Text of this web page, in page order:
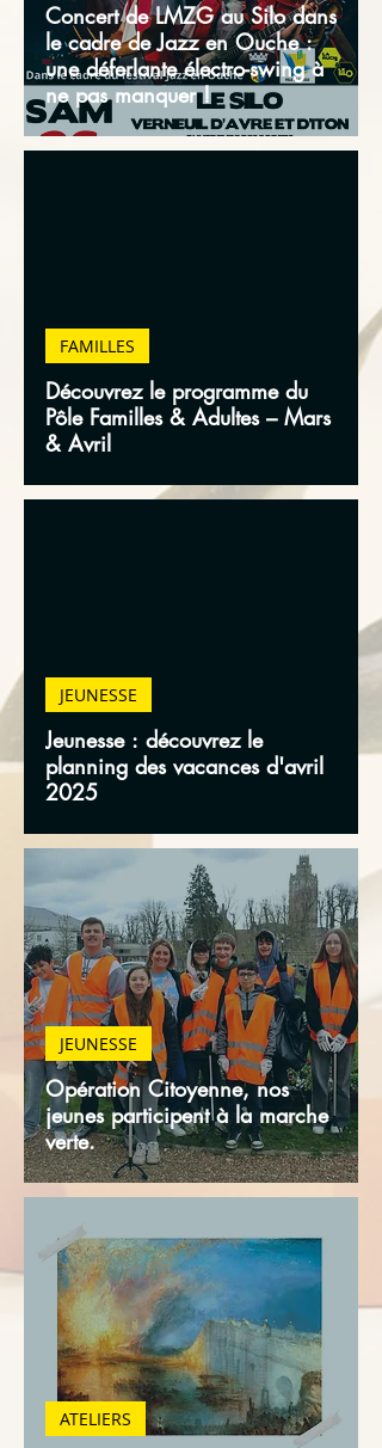
Concert de LMZG au Silo dans
le cadre de Jazz en Ouche :
une déferlante électro-swing à
ne pas manquer !
Découvrez le programme du
Pôle Familles & Adultes – Mars
& Avril
FAMILLES
Jeunesse : découvrez le
planning des vacances d'avril
2025
JEUNESSE
Opération Citoyenne, nos
jeunes participent à la marche
verte.
JEUNESSE
ATELIERS